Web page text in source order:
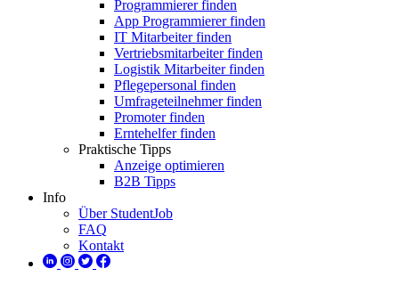
Programmierer finden
App Programmierer finden
IT Mitarbeiter finden
Vertriebsmitarbeiter finden
Logistik Mitarbeiter finden
Pflegepersonal finden
Umfrageteilnehmer finden
Promoter finden
Erntehelfer finden
Praktische Tipps
Anzeige optimieren
B2B Tipps
Info
Über StudentJob
FAQ
Kontakt